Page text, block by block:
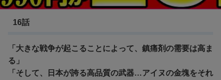
16話
「大きな戦争が起こることによって、鎮痛剤の需要は高ま
る」
「そして、日本が誇る高品質の武器…アイヌの金塊をそれ